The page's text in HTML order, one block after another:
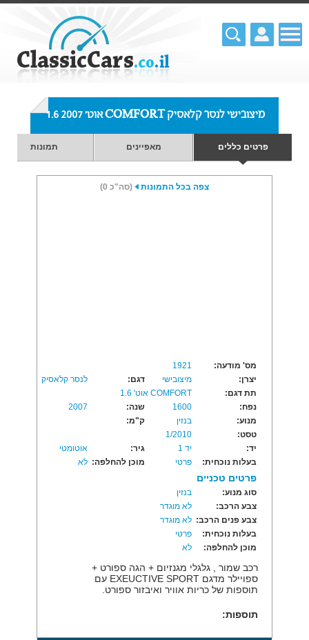
מיצובישי לנסר קלאסיק COMFORT אוט' 1.6 2007
פרטים כללים מאפיינים תמונות
צפה בכל התמונות (סה"כ 0)
מס' מודעה:
1921
יצרן:
מיצובישי דגם:
לנסר קלאסיק
תת דגם:
COMFORT אוט' 1.6
נפח:
1600 שנה:
2007
מנוע:
בנזין
ק"מ:
טסט:
1/2010
יד:
יד 1 גיר:
אוטומטי
בעלות נוכחית:
פרטי מוכן להחלפה: לא
פרטים טכניים
סוג מנוע:
בנזין
צבע הרכב:
לא מוגדר
צבע פנים הרכב: לא מוגדר
בעלות נוכחית:
פרטי
מוכן להחלפה:
לא
רכב שמור , גלגלי מגנזיום + הגה ספורט +
ספויילר מדגם EXEUCTIVE SPORT עם
תוספות של כריות אוויר ואיבזור ספורט.
תוספות: